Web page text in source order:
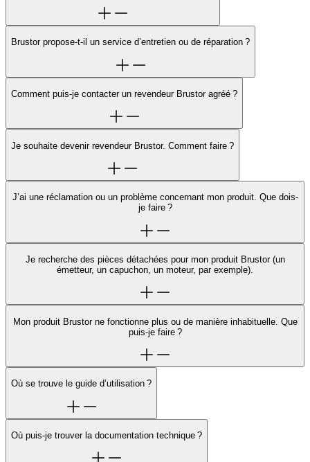
Brustor propose-t-il un service d’entretien ou de réparation ?
Comment puis-je contacter un revendeur Brustor agréé ?
Je souhaite devenir revendeur Brustor. Comment faire ?
J’ai une réclamation ou un problème concernant mon produit. Que dois-
je faire ?
Je recherche des pièces détachées pour mon produit Brustor (un
émetteur, un capuchon, un moteur, par exemple).
Mon produit Brustor ne fonctionne plus ou de manière inhabituelle. Que
puis-je faire ?
Où se trouve le guide d’utilisation ?
Où puis-je trouver la documentation technique ?